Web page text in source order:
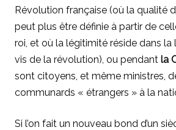
Révolution française (où la qualité
peut plus être définie à partir de
roi, et où la légitimité réside dans
vis de la révolution), ou pendant la
sont citoyens, et même ministres,
communards « étrangers » à la
Si l’on fait un nouveau bond d’un